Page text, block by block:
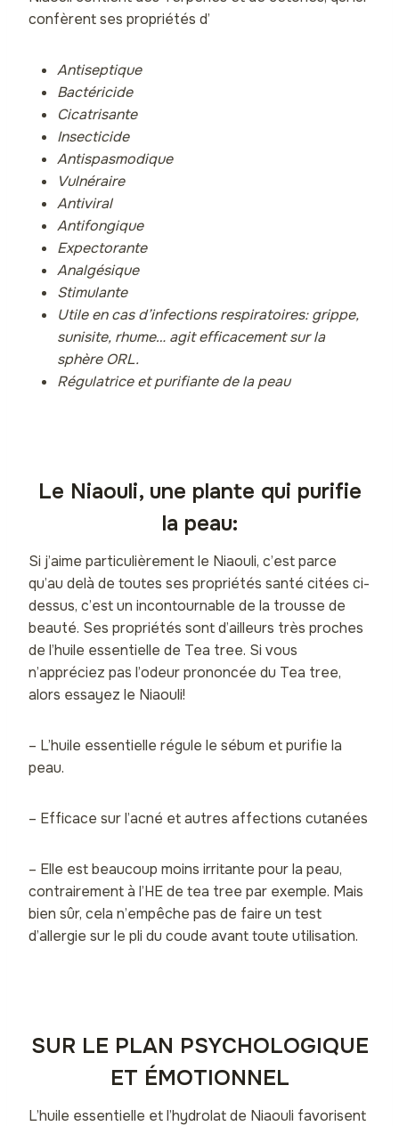
confèrent ses propriétés d’
Antiseptique
Bactéricide
Cicatrisante
Insecticide
Antispasmodique
Vulnéraire
Antiviral
Antifongique
Expectorante
Analgésique
Stimulante
Utile en cas d’infections respiratoires: grippe,
sunisite, rhume… agit efficacement sur la
sphère ORL.
Régulatrice et purifiante de la peau
Le Niaouli, une plante qui purifie
la peau:
Si j’aime particulièrement le Niaouli, c’est parce
qu’au delà de toutes ses propriétés santé citées ci-
dessus, c’est un incontournable de la trousse de
beauté. Ses propriétés sont d’ailleurs très proches
de l’huile essentielle de Tea tree. Si vous
n’appréciez pas l’odeur prononcée du Tea tree,
alors essayez le Niaouli!
– L’huile essentielle régule le sébum et purifie la
peau.
– Efficace sur l’acné et autres affections cutanées
– Elle est beaucoup moins irritante pour la peau,
contrairement à l’HE de tea tree par exemple. Mais
bien sûr, cela n’empêche pas de faire un test
d’allergie sur le pli du coude avant toute utilisation.
SUR LE PLAN PSYCHOLOGIQUE
ET ÉMOTIONNEL
L’huile essentielle et l’hydrolat de Niaouli favorisent